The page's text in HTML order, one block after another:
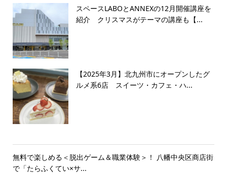
スペースLABOとANNEXの12月開催講座を
紹介 クリスマスがテーマの講座も【...
【2025年3月】北九州市にオープンしたグ
ルメ系6店 スイーツ・カフェ・ハ...
無料で楽しめる＜脱出ゲーム＆職業体験＞！ 八幡中央区商店街
で「たらふくてい×サ...